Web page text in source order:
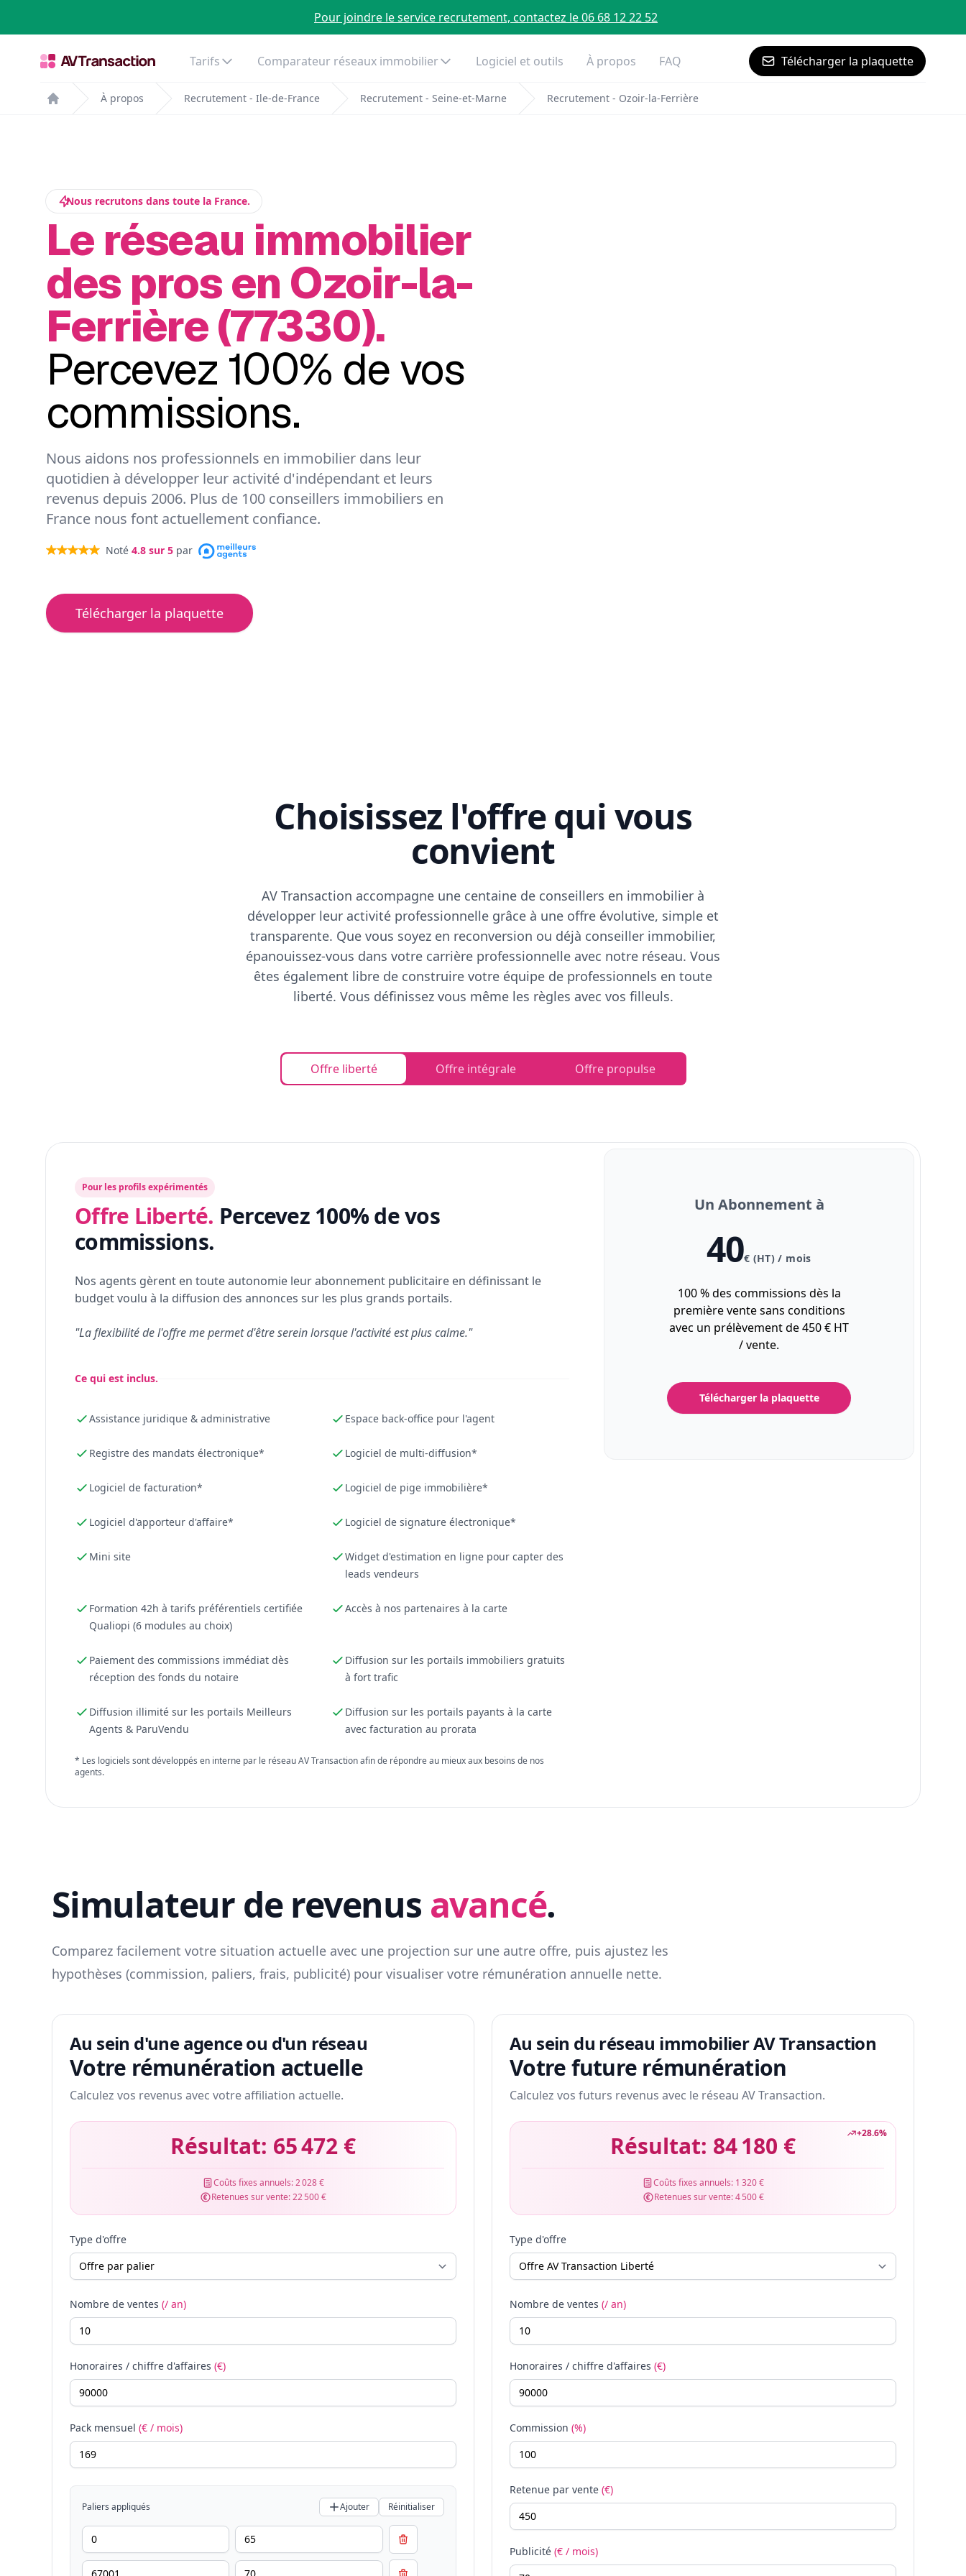
Pour joindre le service recrutement, contactez le 06 68 12 22 52
Tarifs Comparateur réseaux immobilier Logiciel et outils À propos FAQ Télécharger la plaquette
Home
À propos Recrutement - Ile-de-France Recrutement - Seine-et-Marne Recrutement - Ozoir-la-Ferrière
Nous recrutons dans toute la France.
Le réseau immobilier
des pros en Ozoir-la-
Ferrière (77330).
Percevez 100% de vos
commissions.
Nous aidons nos professionnels en immobilier dans leur
quotidien à développer leur activité d'indépendant et leurs
revenus depuis 2006. Plus de 100 conseillers immobiliers en
France nous font actuellement confiance.
Noté 4.8 sur 5 par
Télécharger la plaquette
Choisissez l'offre qui vous
convient
AV Transaction accompagne une centaine de conseillers en immobilier à
développer leur activité professionnelle grâce à une offre évolutive, simple et
transparente. Que vous soyez en reconversion ou déjà conseiller immobilier,
épanouissez-vous dans votre carrière professionnelle avec notre réseau. Vous
êtes également libre de construire votre équipe de professionnels en toute
liberté. Vous définissez vous même les règles avec vos filleuls.
Offre liberté Offre intégrale Offre propulse
Pour les profils expérimentés
Offre Liberté. Percevez 100% de vos
commissions.
Nos agents gèrent en toute autonomie leur abonnement publicitaire en définissant le
budget voulu à la diffusion des annonces sur les plus grands portails.
"La flexibilité de l'offre me permet d'être serein lorsque l'activité est plus calme."
Ce qui est inclus.
Assistance juridique & administrative Espace back-office pour l'agent
Registre des mandats électronique* Logiciel de multi-diffusion*
Logiciel de facturation* Logiciel de pige immobilière*
Logiciel d'apporteur d'affaire* Logiciel de signature électronique*
Mini site
Widget d'estimation en ligne pour capter des
leads vendeurs
Formation 42h à tarifs préférentiels certifiée
Qualiopi (6 modules au choix)
Accès à nos partenaires à la carte
Paiement des commissions immédiat dès
réception des fonds du notaire
Diffusion sur les portails immobiliers gratuits
à fort trafic
Diffusion illimité sur les portails Meilleurs
Agents & ParuVendu
Diffusion sur les portails payants à la carte
avec facturation au prorata
* Les logiciels sont développés en interne par le réseau AV Transaction afin de répondre au mieux aux besoins de nos
agents.
Un Abonnement à
40€ (HT) / mois
100 % des commissions dès la
première vente sans conditions
avec un prélèvement de 450 € HT
/ vente.
Télécharger la plaquette
Simulateur de revenus avancé.
Comparez facilement votre situation actuelle avec une projection sur une autre offre, puis ajustez les
hypothèses (commission, paliers, frais, publicité) pour visualiser votre rémunération annuelle nette.
Au sein d'une agence ou d'un réseau
Votre rémunération actuelle
Calculez vos revenus avec votre affiliation actuelle.
Résultat: 65 472 €
Coûts fixes annuels:2 028 €
Retenues sur vente:22 500 €
Type d'offre
Nombre de ventes (/ an)
Honoraires / chiffre d'affaires (€)
Pack mensuel (€ / mois)
Paliers appliqués Ajouter Réinitialiser
Au sein du réseau immobilier AV Transaction
Votre future rémunération
Calculez vos futurs revenus avec le réseau AV Transaction.
+28.6%
Résultat: 84 180 €
Coûts fixes annuels: 1 320 €
Retenues sur vente:4 500 €
Type d'offre
Nombre de ventes (/ an)
Honoraires / chiffre d'affaires (€)
Commission (%)
Retenue par vente (€)
Publicité (€ / mois)